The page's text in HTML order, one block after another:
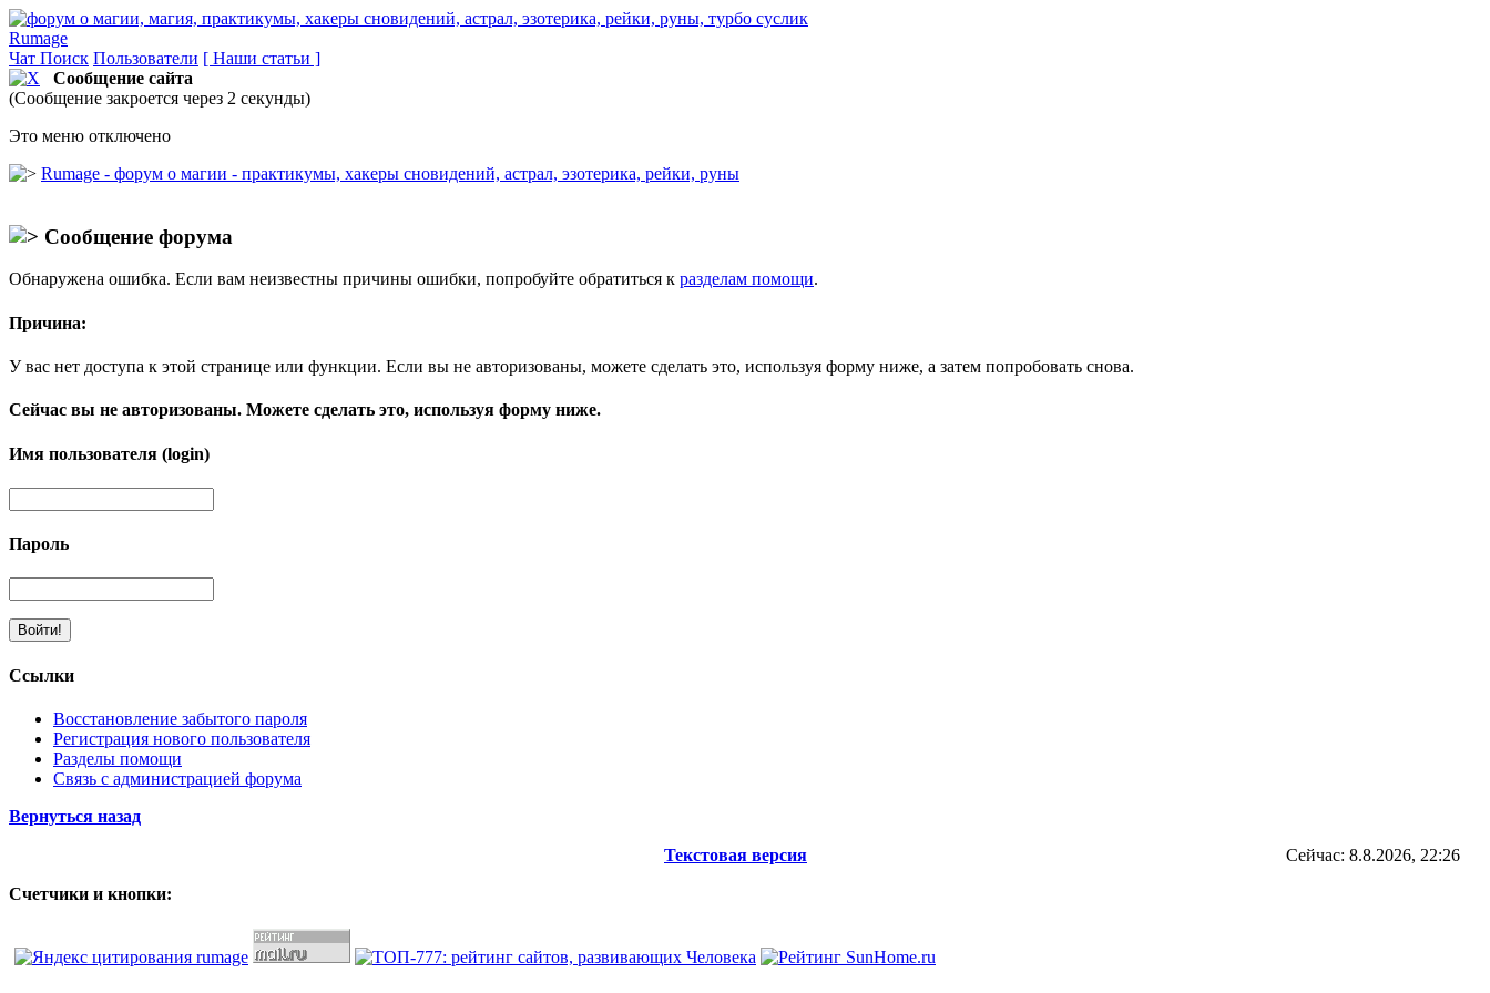
Rumage
Чат Поиск Пользователи [ Наши статьи ]
Сообщение сайта
(Сообщение закроется через 2 секунды)
Это меню отключено
Rumage - форум о магии - практикумы, хакеры сновидений, астрал, эзотерика, рейки, руны
Сообщение форума
Обнаружена ошибка. Если вам неизвестны причины ошибки, попробуйте обратиться к разделам помощи.
Причина:
У вас нет доступа к этой странице или функции. Если вы не авторизованы, можете сделать это, используя форму ниже, а затем попробовать снова.
Сейчас вы не авторизованы. Можете сделать это, используя форму ниже.
Имя пользователя (login)
Пароль
Ссылки
Восстановление забытого пароля
Регистрация нового пользователя
Разделы помощи
Связь с администрацией форума
Вернуться назад
Текстовая версия Сейчас: 8.8.2026, 22:26
Счетчики и кнопки: